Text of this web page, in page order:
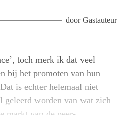
doorGastauteur
toch merk ik dat veel
bij het promoten van hun
is echter helemaal niet
worden van wat zich